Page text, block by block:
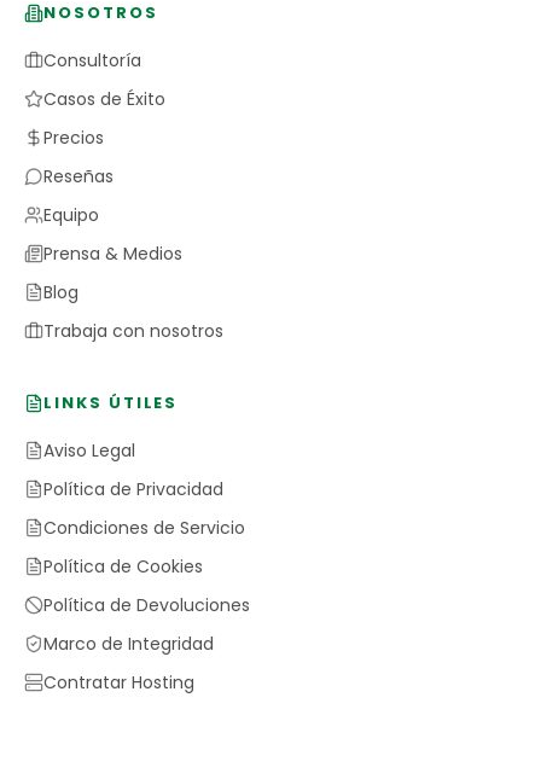
NOSOTROS
Consultoría
Casos de Éxito
Precios
Reseñas
Equipo
Prensa & Medios
Blog
Trabaja con nosotros
LINKS ÚTILES
Aviso Legal
Política de Privacidad
Condiciones de Servicio
Política de Cookies
Política de Devoluciones
Marco de Integridad
Contratar Hosting